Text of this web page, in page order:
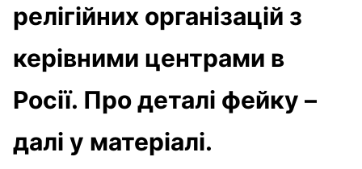
релігійних організацій з
керівними центрами в
Росії. Про деталі фейку –
далі у матеріалі.